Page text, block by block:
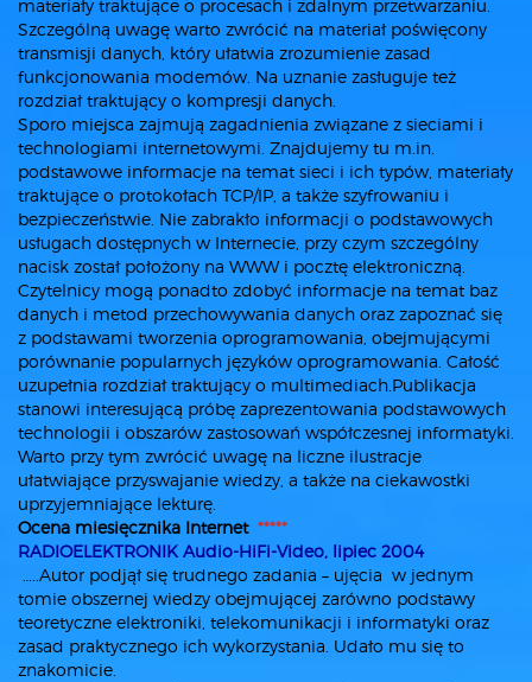
materiały traktujące o procesach i zdalnym przetwarzaniu.
Szczególną uwagę warto zwrócić na materiał poświęcony
transmisji danych, który ułatwia zrozumienie zasad
funkcjonowania modemów. Na uznanie zasługuje też
rozdział traktujący o kompresji danych.
Sporo miejsca zajmują zagadnienia związane z sieciami i
technologiami internetowymi. Znajdujemy tu m.in.
podstawowe informacje na temat sieci i ich typów, materiały
traktujące o protokołach TCP/IP, a także szyfrowaniu i
bezpieczeństwie. Nie zabrakło informacji o podstawowych
usługach dostępnych w Internecie, przy czym szczególny
nacisk został położony na WWW i pocztę elektroniczną.
Czytelnicy mogą ponadto zdobyć informacje na temat baz
danych i metod przechowywania danych oraz zapoznać się
z podstawami tworzenia oprogramowania, obejmującymi
porównanie popularnych języków oprogramowania. Całość
uzupełnia rozdział traktujący o multimediach.Publikacja
stanowi interesującą próbę zaprezentowania podstawowych
technologii i obszarów zastosowań współczesnej informatyki.
Warto przy tym zwrócić uwagę na liczne ilustracje
ułatwiające przyswajanie wiedzy, a także na ciekawostki
uprzyjemniające lekturę.
Ocena miesięcznika Internet *****
RADIOELEKTRONIK Audio-HiFi-Video, lipiec 2004
…..Autor podjął się trudnego zadania – ujęcia w jednym
tomie obszernej wiedzy obejmującej zarówno podstawy
teoretyczne elektroniki, telekomunikacji i informatyki oraz
zasad praktycznego ich wykorzystania. Udało mu się to
znakomicie.